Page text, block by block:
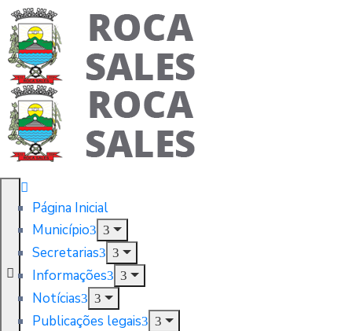
Página Inicial
Município
Secretarias
Informações
Notícias
Publicações legais